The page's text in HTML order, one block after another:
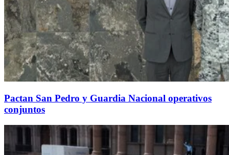
Pactan San Pedro y Guardia Nacional operativos
conjuntos